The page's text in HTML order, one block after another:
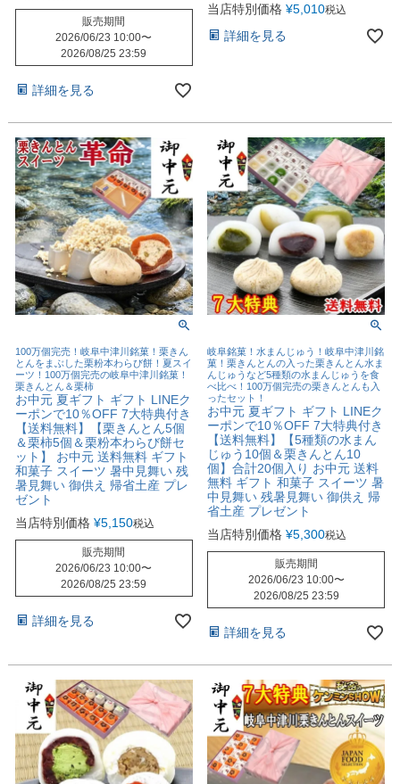
販売期間
2026/06/23 10:00〜
2026/08/25 23:59
詳細を見る
当店特別価格 ¥5,010税込
詳細を見る
100万個完売！岐阜中津川銘菓！栗きん
とんをまぶした栗粉本わらび餅！夏スイ
ーツ！100万個完売の岐阜中津川銘菓！
栗きんとん＆栗柿
お中元 夏ギフト ギフト LINEク
ーポンで10％OFF 7大特典付き
【送料無料】【栗きんとん5個
＆栗柿5個＆栗粉本わらび餅セ
ット】 お中元 送料無料 ギフト
和菓子 スイーツ 暑中見舞い 残
暑見舞い 御供え 帰省土産 プレ
ゼント
当店特別価格 ¥5,150税込
販売期間
2026/06/23 10:00〜
2026/08/25 23:59
詳細を見る
岐阜銘菓！水まんじゅう！岐阜中津川銘
菓！栗きんとんの入った栗きんとん水ま
んじゅうなど5種類の水まんじゅうを食
べ比べ！100万個完売の栗きんとんも入
ったセット！
お中元 夏ギフト ギフト LINEク
ーポンで10％OFF 7大特典付き
【送料無料】【5種類の水まん
じゅう10個＆栗きんとん10
個】合計20個入り お中元 送料
無料 ギフト 和菓子 スイーツ 暑
中見舞い 残暑見舞い 御供え 帰
省土産 プレゼント
当店特別価格 ¥5,300税込
販売期間
2026/06/23 10:00〜
2026/08/25 23:59
詳細を見る